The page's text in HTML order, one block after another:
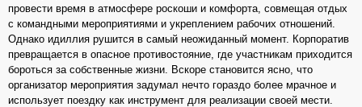
провести время в атмосфере роскоши и комфорта, совмещая отдых
с командными мероприятиями и укреплением рабочих отношений.
Однако идиллия рушится в самый неожиданный момент. Корпоратив
превращается в опасное противостояние, где участникам приходится
бороться за собственные жизни. Вскоре становится ясно, что
организатор мероприятия задумал нечто гораздо более мрачное и
использует поездку как инструмент для реализации своей мести.